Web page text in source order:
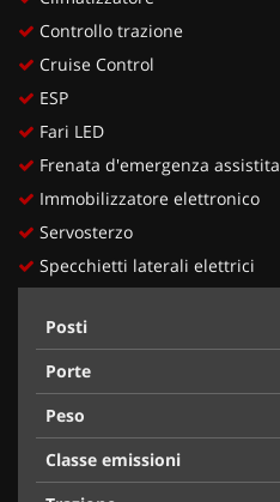
Controllo trazione
Cruise Control
ESP
Fari LED
Frenata d'emergenza assistita
Immobilizzatore elettronico
Servosterzo
Specchietti laterali elettrici
Posti
Porte
Peso
Classe emissioni